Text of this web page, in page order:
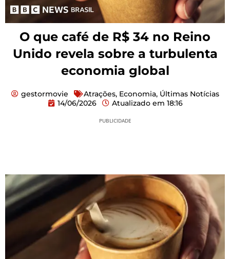
O que café de R$ 34 no Reino
Unido revela sobre a turbulenta
economia global
gestormovie Atrações, Economia, Últimas Notícias
14/06/2026
Atualizado em 18:16
PUBLICIDADE